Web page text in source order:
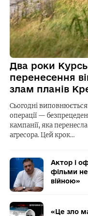
Два роки
перенесення
злам планів
Сьогодні
операції —
кампанії, яка
агресора. Цей крок…
Актор і
фільми не
війною»
«Це зло